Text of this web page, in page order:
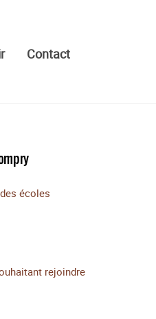
Contact
écoles
rejoindre